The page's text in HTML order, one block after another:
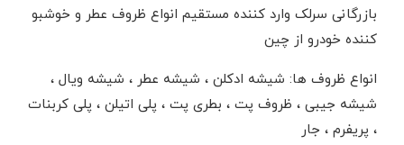
بازرگانی سرلک وارد کننده مستقیم انواع ظروف عطر و خوشبو
کننده خودرو از چین
انواع ظروف ها: شیشه ادکلن ، شیشه عطر ، شیشه ویال ،
شیشه جیبی ، ظروف پت ، بطری پت ، پلی اتیلن ، پلی کربنات
، پریفرم ، جار